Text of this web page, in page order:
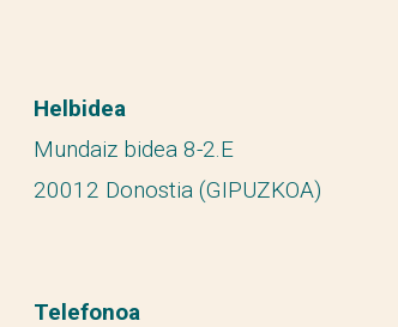
Helbidea
Mundaiz bidea 8-2.E
20012 Donostia (GIPUZKOA)
Telefonoa